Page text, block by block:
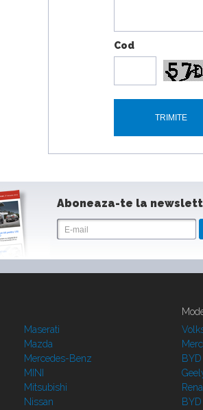
Cod
Aboneaza-te la
Maserati
Mazda
Mercedes-Benz
MINI
Mitsubishi
Nissan
BYD